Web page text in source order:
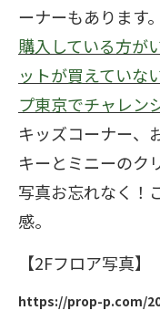
ーナーもあります。
購入している方が
ットが買えていな
プ東京でチャレン
キッズコーナー、
キーとミニーのク
写真お忘れなく！
感。
【2Fフロア写真】
https://prop-p.com/